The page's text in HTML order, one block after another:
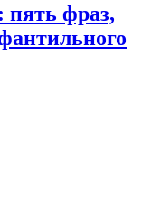
пять фраз,